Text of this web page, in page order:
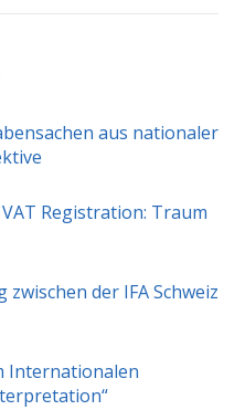
aus nationaler
Registration: Traum
der IFA Schweiz
Internationalen